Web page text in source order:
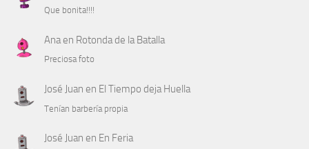
Que bonita!!!!
Anaen Rotonda de la Batalla
Preciosa foto
José Juan en El Tiempo deja Huella
Tenían barbería propia
José Juan en En Feria